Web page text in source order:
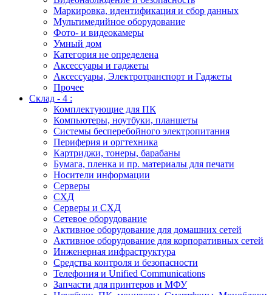
Маркировка, идентификация и сбор данных
Мультимедийное оборудование
Фото- и видеокамеры
Умный дом
Категория не определена
Аксессуары и гаджеты
Аксессуары, Электротранспорт и Гаджеты
Прочее
Склад - 4 :
Комплектующие для ПК
Компьютеры, ноутбуки, планшеты
Системы бесперебойного электропитания
Периферия и оргтехника
Картриджи, тонеры, барабаны
Бумага, пленка и пр. материалы для печати
Носители информации
Серверы
СХД
Серверы и СХД
Сетевое оборудование
Активное оборудование для домашних сетей
Активное оборудование для корпоративных сетей
Инженерная инфраструктура
Средства контроля и безопасности
Телефония и Unified Communications
Запчасти для принтеров и МФУ